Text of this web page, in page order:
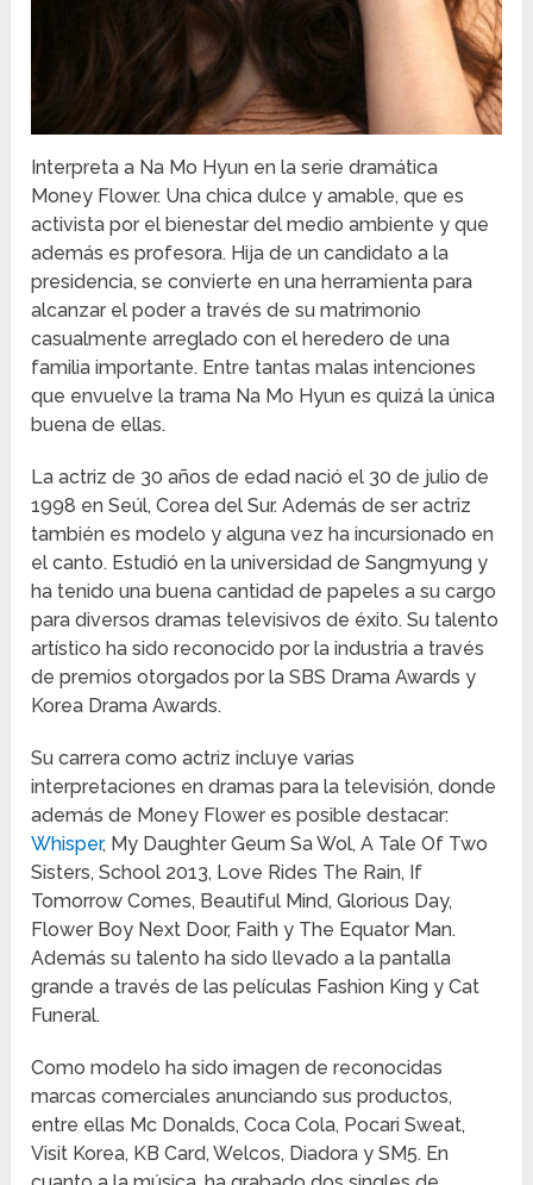
Interpreta a Na Mo Hyun en la serie dramática
Money Flower. Una chica dulce y amable, que es
activista por el bienestar del medio ambiente y que
además es profesora. Hija de un candidato a la
presidencia, se convierte en una herramienta para
alcanzar el poder a través de su matrimonio
casualmente arreglado con el heredero de una
familia importante. Entre tantas malas intenciones
que envuelve la trama Na Mo Hyun es quizá la única
buena de ellas.
La actriz de 30 años de edad nació el 30 de julio de
1998 en Seúl, Corea del Sur. Además de ser actriz
también es modelo y alguna vez ha incursionado en
el canto. Estudió en la universidad de Sangmyung y
ha tenido una buena cantidad de papeles a su cargo
para diversos dramas televisivos de éxito. Su talento
artístico ha sido reconocido por la industria a través
de premios otorgados por la SBS Drama Awards y
Korea Drama Awards.
Su carrera como actriz incluye varias
interpretaciones en dramas para la televisión, donde
además de Money Flower es posible destacar:
Whisper, My Daughter Geum Sa Wol, A Tale Of Two
Sisters, School 2013, Love Rides The Rain, If
Tomorrow Comes, Beautiful Mind, Glorious Day,
Flower Boy Next Door, Faith y The Equator Man.
Además su talento ha sido llevado a la pantalla
grande a través de las películas Fashion King y Cat
Funeral.
Como modelo ha sido imagen de reconocidas
marcas comerciales anunciando sus productos,
entre ellas Mc Donalds, Coca Cola, Pocari Sweat,
Visit Korea, KB Card, Welcos, Diadora y SM5. En